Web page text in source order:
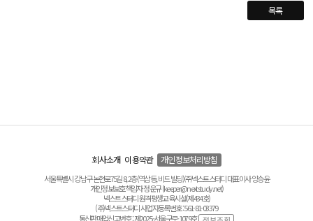
목록
회사소개 이용약관 개인정보처리방침
서울특별시 강남구 논현로75길 8, 2층(역삼동, 비드 빌딩) ㈜넥스트스터디 대표이사 양승윤
개인정보보호책임자 정운규 (keeper@nextstudy.net)
넥스트스터디 원격평생교육시설(제434호)
(주)넥스트스터디 사업자등록번호 : 561-81-03379
통신판매업신고번호 : 제2025-서울구로-1079호